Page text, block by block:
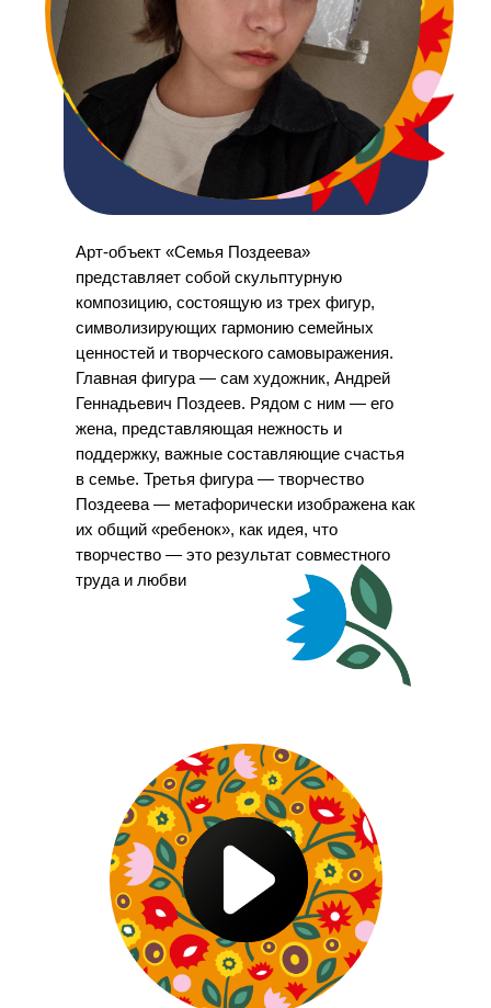
Арт-объект «Семья Поздеева»
представляет собой скульптурную
композицию, состоящую из трех фигур,
символизирующих гармонию семейных
ценностей и творческого самовыражения.
Главная фигура — сам художник, Андрей
Геннадьевич Поздеев. Рядом с ним — его
жена, представляющая нежность и
поддержку, важные составляющие счастья
в семье. Третья фигура — творчество
Поздеева — метафорически изображена как
их общий «ребенок», как идея, что
творчество — это результат совместного
труда и любви